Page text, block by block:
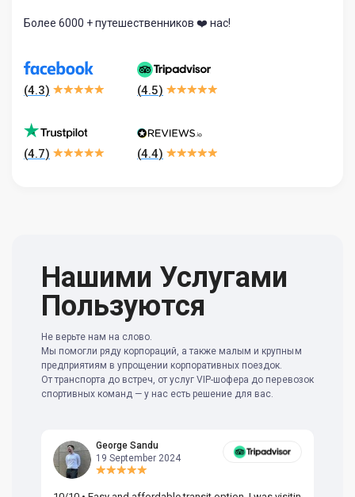
Более 6000 + путешественников ❤️ нас!
(4.3) (4.5)
(4.7) (4.4)
Нашими Услугами
Пользуются
Не верьте нам на слово.
Мы помогли ряду корпораций, а также малым и крупным
предприятиям в упрощении корпоративных поездок.
От транспорта до встреч, от услуг VIP-шофера до перевозок
спортивных команд — у нас есть решение для вас.
George Sandu
19 September 2024